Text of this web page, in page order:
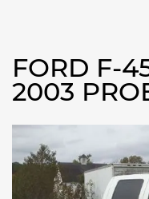
FORD F-
2003